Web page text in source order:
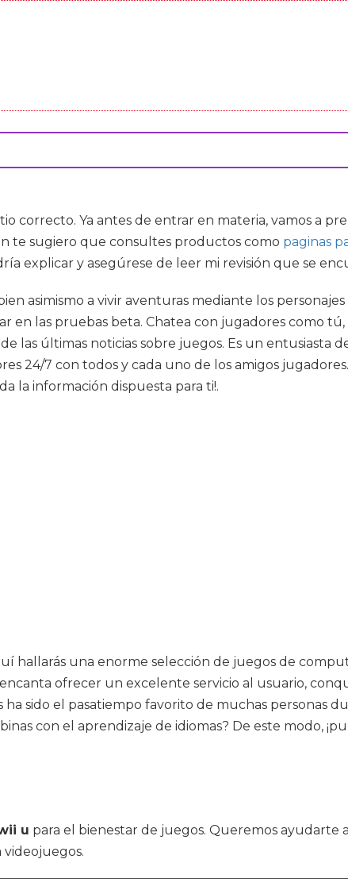
correcto. Ya antes de entrar en materia, vamos a
te sugiero que consultes productos como paginas
explicar y asegúrese de leer mi revisión que se
asimismo a vivir aventuras mediante los
las pruebas beta. Chatea con jugadores como tú,
las últimas noticias sobre juegos. Es un entusiasta
24/7 con todos y cada uno de los amigos
la información dispuesta para ti!.
hallarás una enorme selección de juegos de
ofrecer un excelente servicio al usuario,
sido el pasatiempo favorito de muchas personas
con el aprendizaje de idiomas? De este modo,
u para el bienestar de juegos. Queremos ayudarte
videojuegos.